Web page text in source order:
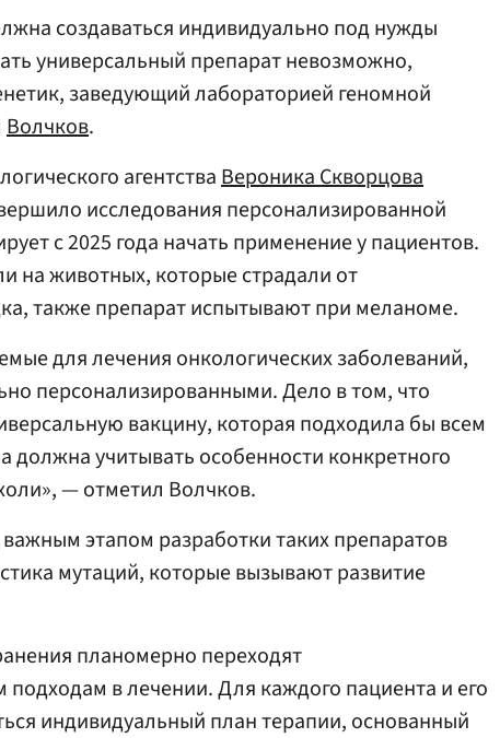
создаваться индивидуально под нужды
универсальный препарат невозможно,
заведующий лабораторией геномной
Волчков.
агентстваВероника Скворцова
исследования персонализированной
с 2025 года начать применение у пациентов.
на животных, которые страдали от
также препарат испытывают при меланоме.
для лечения онкологических заболеваний,
персонализированными. Дело в том, что
вакцину, которая подходила бы всем
должна учитывать особенности конкретного
— отметил Волчков.
этапом разработки таких препаратов
мутаций, которые вызывают развитие
планомерно переходят
в лечении. Для каждого пациента и его
индивидуальный план терапии, основанный